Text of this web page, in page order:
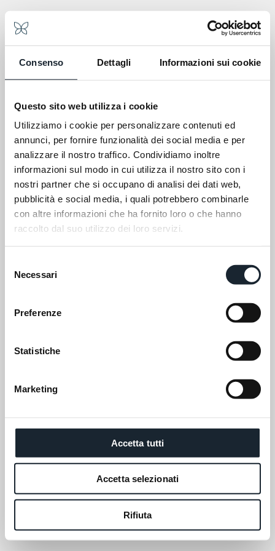
Consenso Dettagli Informazioni sui cookie
Questo sito web utilizza i cookie
Utilizziamo i cookie per personalizzare contenuti ed
annunci, per fornire funzionalità dei social media e per
analizzare il nostro traffico. Condividiamo inoltre
informazioni sul modo in cui utilizza il nostro sito con i
nostri partner che si occupano di analisi dei dati web,
pubblicità e social media, i quali potrebbero combinarle
con altre informazioni che ha fornito loro o che hanno
raccolto dal suo utilizzo dei loro servizi.
delNecessari
Preferenze
Statistiche
Marketing
Accetta tutti
Accetta selezionati
Rifiuta
Conero Riviera . Le Marche